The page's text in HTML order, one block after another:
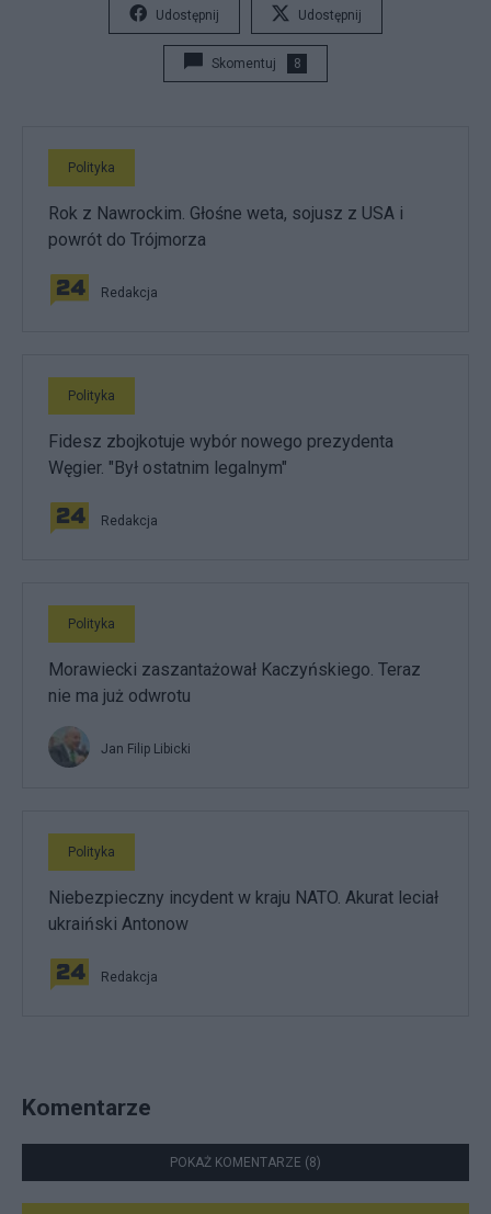
Udostępnij Udostępnij
Skomentuj 8
Polityka
Rok z Nawrockim. Głośne weta, sojusz z USA i
powrót do Trójmorza
Redakcja
Polityka
Fidesz zbojkotuje wybór nowego prezydenta
Węgier. "Był ostatnim legalnym"
Redakcja
Polityka
Morawiecki zaszantażował Kaczyńskiego. Teraz
nie ma już odwrotu
Jan Filip Libicki
Polityka
Niebezpieczny incydent w kraju NATO. Akurat leciał
ukraiński Antonow
Redakcja
Komentarze
POKAŻ KOMENTARZE (8)